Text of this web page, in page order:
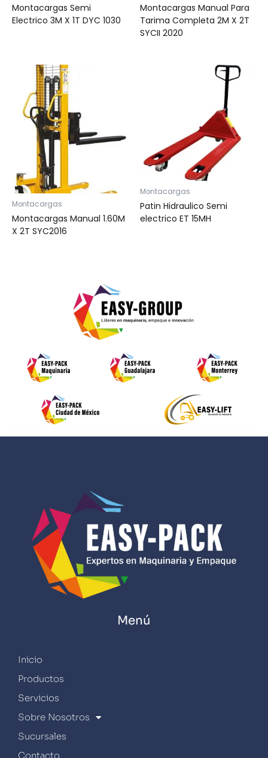
Montacargas Semi
Electrico 3M X 1T DYC 1030
Montacargas Manual Para
Tarima Completa 2M X 2T
SYCII 2020
Montacargas
Montacargas Manual 1.60M
X 2T SYC2016
Montacargas
Patin Hidraulico Semi
electrico ET 15MH
Menú
Inicio
Productos
Servicios
Sobre Nosotros
Sucursales
Contacto